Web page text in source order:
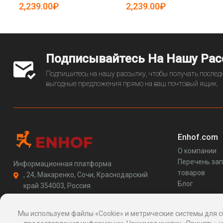
многофункциональный (арт.
25-19082820)
2,239.00₽ 2,239.00₽
Подписывайтесь На Нашу
Подпишитесь на нашу рассылку, чтобы получать
выгодные предложения прямо на ваш почтовый ящик.
Информационная платформа
, 24, Макаренко, Сочи, Краснодарский
край 354003, Россия
http://enhof.com
Enhof.com
О компании
Перечень
товаров
Блог
Мы используем файлы «Cookie» и метрические системы для